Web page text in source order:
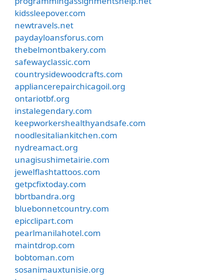
kidssleepover.com
newtravels.net
paydayloansforus.com
thebelmontbakery.com
safewayclassic.com
countrysidewoodcrafts.com
appliancerepairchicagoil.org
ontariotbf.org
instalegendary.com
keepworkershealthyandsafe.com
noodlesitaliankitchen.com
nydreamact.org
unagisushimetairie.com
jewelflashtattoos.com
getpcfixtoday.com
bbrtbandra.org
bluebonnetcountry.com
epicclipart.com
pearlmanilahotel.com
maintdrop.com
bobtoman.com
sosanimauxtunisie.org